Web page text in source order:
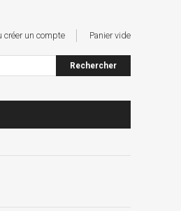
créer un compte Panier vide